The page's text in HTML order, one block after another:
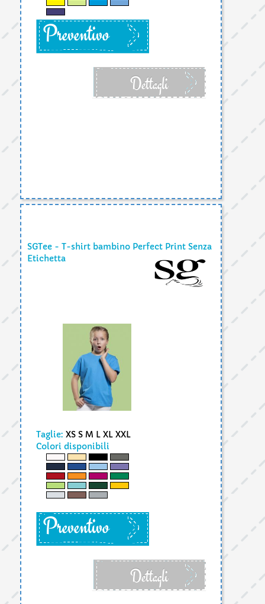
Preventivo
Dettagli
SGTee - T-shirt bambino Perfect Print Senza
Etichetta
Taglie: XS S M L XL XXL
Colori disponibili
Preventivo
Dettagli